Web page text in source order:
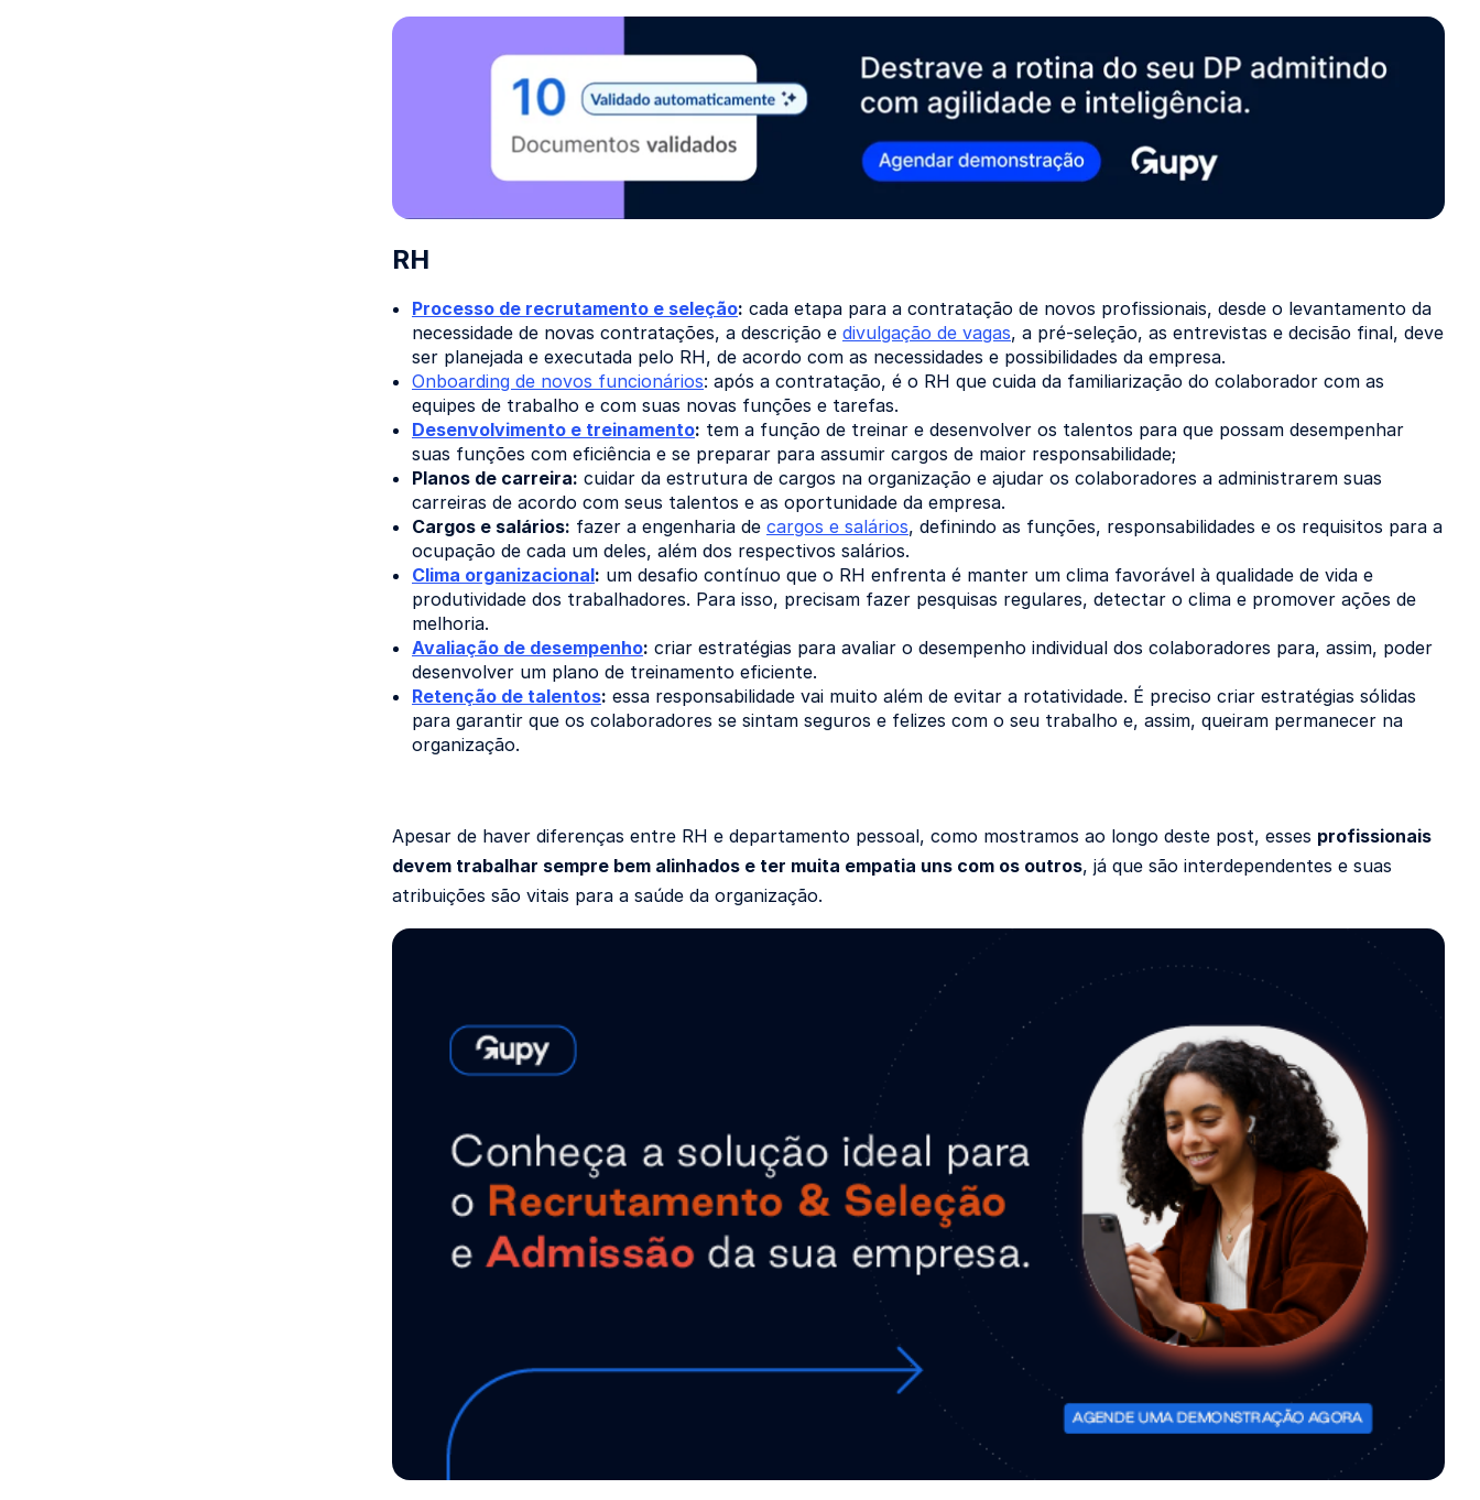
RH
Processo de recrutamento e seleção: cada etapa para a contratação de novos profissionais, desde o levantamento da
necessidade de novas contratações, a descrição e divulgação de vagas, a pré-seleção, as entrevistas e decisão final, deve
ser planejada e executada pelo RH, de acordo com as necessidades e possibilidades da empresa.
Onboarding de novos funcionários: após a contratação, é o RH que cuida da familiarização do colaborador com as
equipes de trabalho e com suas novas funções e tarefas.
Desenvolvimento e treinamento: tem a função de treinar e desenvolver os talentos para que possam desempenhar
suas funções com eficiência e se preparar para assumir cargos de maior responsabilidade;
Planos de carreira: cuidar da estrutura de cargos na organização e ajudar os colaboradores a administrarem suas
carreiras de acordo com seus talentos e as oportunidade da empresa.
Cargos e salários: fazer a engenharia de cargos e salários, definindo as funções, responsabilidades e os requisitos para a
ocupação de cada um deles, além dos respectivos salários.
Clima organizacional: um desafio contínuo que o RH enfrenta é manter um clima favorável à qualidade de vida e
produtividade dos trabalhadores. Para isso, precisam fazer pesquisas regulares, detectar o clima e promover ações de
melhoria.
Avaliação de desempenho: criar estratégias para avaliar o desempenho individual dos colaboradores para, assim, poder
desenvolver um plano de treinamento eficiente.
Retenção de talentos: essa responsabilidade vai muito além de evitar a rotatividade. É preciso criar estratégias sólidas
para garantir que os colaboradores se sintam seguros e felizes com o seu trabalho e, assim, queiram permanecer na
organização.
Apesar de haver diferenças entre RH e departamento pessoal, como mostramos ao longo deste post, esses profissionais
devem trabalhar sempre bem alinhados e ter muita empatia uns com os outros, já que são interdependentes e suas
atribuições são vitais para a saúde da organização.